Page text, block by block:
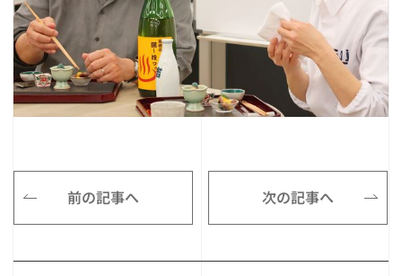
前の記事へ 次の記事へ